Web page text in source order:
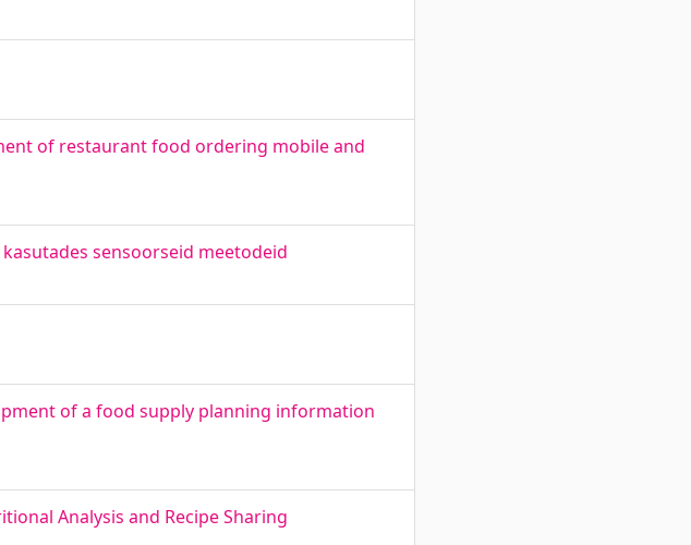
of restaurant food ordering mobile and
sensoorseid meetodeid
of a food supply planning information
Analysis and Recipe Sharing